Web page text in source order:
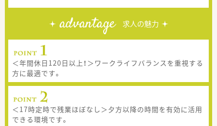
advantage 求人の魅力
＜年間休日120日以上！＞ワークライフバランスを重視する
方に最適です。
＜17時定時で残業ほぼなし＞夕方以降の時間を有効に活用
できる環境です。